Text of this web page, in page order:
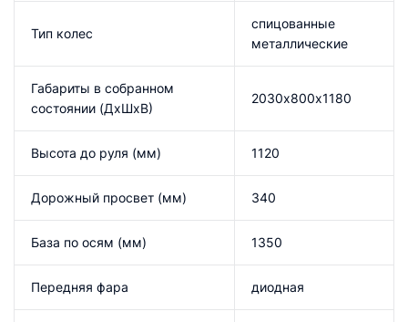
Тип колес
спицованные
металлические
Габариты в собранном
состоянии (ДхШхВ)
2030х800х1180
Высота до руля (мм) 1120
Дорожный просвет (мм) 340
База по осям (мм) 1350
Передняя фара диодная